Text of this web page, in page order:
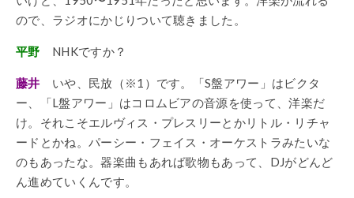
ので、ラジオにかじりついて聴きました。
平野 NHKですか？
藤井 いや、民放（※1）です。「S盤アワー」はビクタ
ー、「L盤アワー」はコロムビアの音源を使って、洋楽だ
け。それこそエルヴィス・プレスリーとかリトル・リチャ
ードとかね。パーシー・フェイス・オーケストラみたいな
のもあったな。器楽曲もあれば歌物もあって、DJがどんど
ん進めていくんです。